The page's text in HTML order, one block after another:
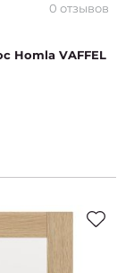
0 отзывов
Homla VAFFEL